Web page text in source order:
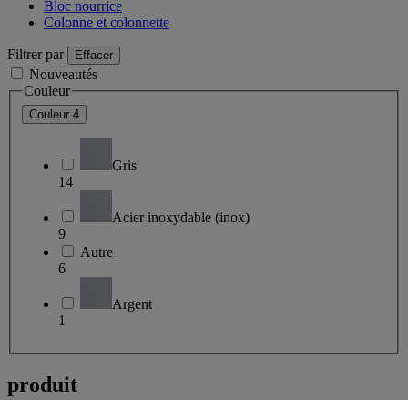
Bloc nourrice
Colonne et colonnette
Filtrer par Effacer
Nouveautés
Couleur
Couleur 4
Gris
14
Acier inoxydable (inox)
9
Autre
6
Argent
1
produit